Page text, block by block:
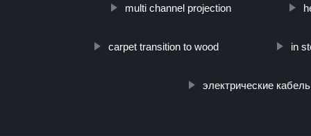
multi channel projection
carpet transition to wood in
электрические